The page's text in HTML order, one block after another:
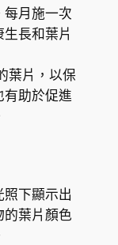
每月施一次
長和葉片
葉片，以保
有助於促進
下顯示出
的葉片顏色